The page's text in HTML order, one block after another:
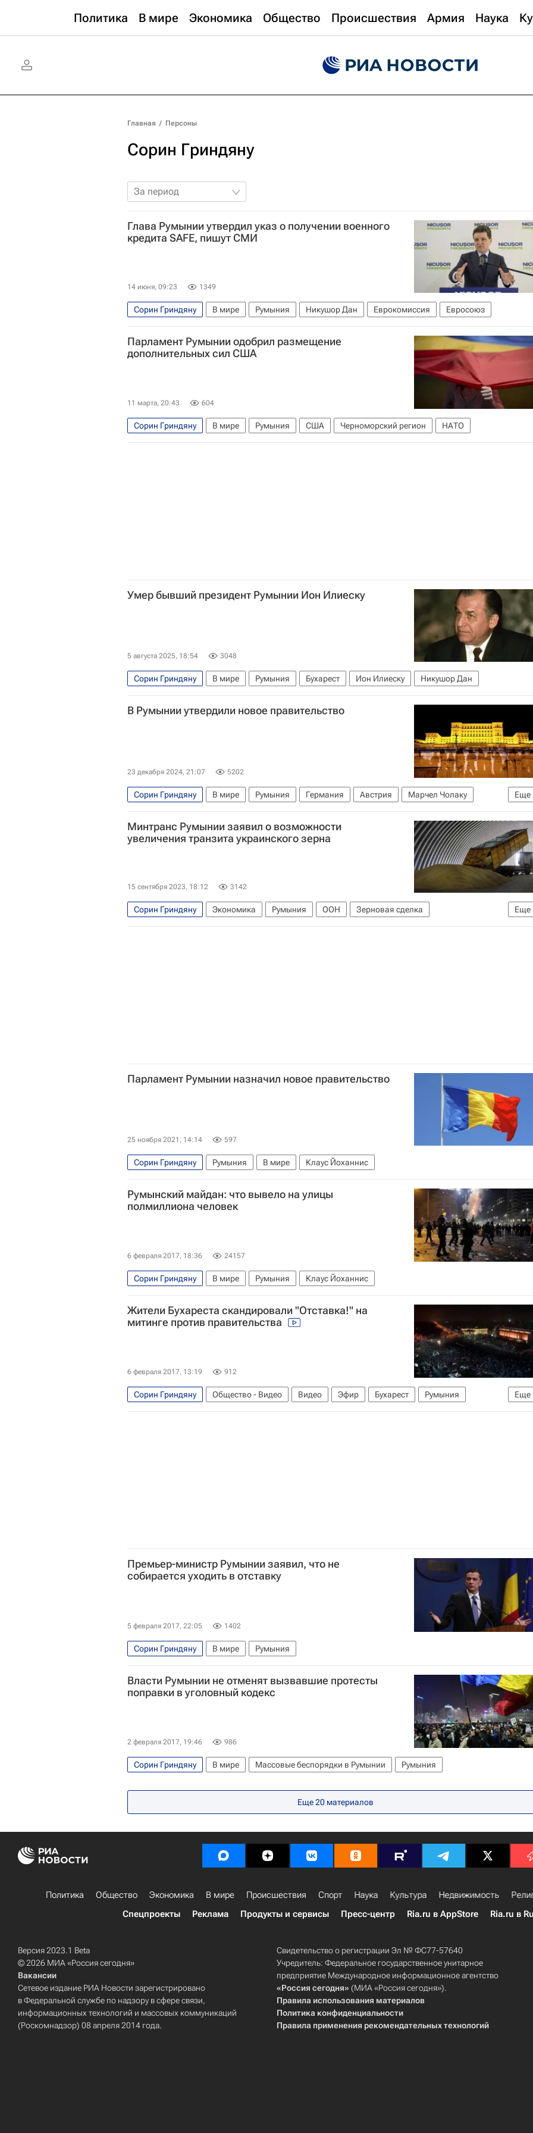
Политика В мире Экономика Общество Происшествия Армия Наука
Главная / Персоны
Сорин Гриндяну
За период
Глава Румынии утвердил указ о получении военного
кредита SAFE, пишут СМИ
14 июня, 09:23 1349
Сорин Гриндяну В мире Румыния Никушор Дан Еврокомиссия Евросоюз
Парламент Румынии одобрил размещение
дополнительных сил США
11 марта, 20:43 604
Сорин Гриндяну В мире Румыния США Черноморский регион НАТО
Умер бывший президент Румынии Ион Илиеску
5 августа 2025, 18:54 3048
Сорин Гриндяну В мире Румыния Бухарест Ион Илиеску Никушор Дан
В Румынии утвердили новое правительство
23 декабря 2024, 21:07 5202
Еще
Сорин Гриндяну В мире Румыния Германия Австрия
Марчел Чолаку
Клаус Йоханнис
Минтранс Румынии заявил о возможности
увеличения транзита украинского зерна
15 сентября 2023, 18:12 3142
Еще
Сорин Гриндяну Экономика Румыния ООН
Зерновая сделка
Владимир Путин
Евросоюз Украина Констанца Цены на нефть
Парламент Румынии назначил новое правительство
25 ноября 2021, 14:14 597
Сорин Гриндяну Румыния В мире Клаус Йоханнис
Румынский майдан: что вывело на улицы
полмиллиона человек
6 февраля 2017, 18:36 24157
Сорин Гриндяну В мире Румыния Клаус Йоханнис
Жители Бухареста скандировали "Отставка!" на
митинге против правительства
6 февраля 2017, 13:19 912
Еще
Сорин Гриндяну Общество - Видео Видео Эфир Бухарест
Румыния
Ливиу Драгнеа
Премьер-министр Румынии заявил, что не
собирается уходить в отставку
5 февраля 2017, 22:05 1402
Сорин Гриндяну В мире Румыния
Власти Румынии не отменят вызвавшие протесты
поправки в уголовный кодекс
2 февраля 2017, 19:46 986
Сорин Гриндяну В мире Массовые беспорядки в Румынии Румыния
Еще20 материалов
Политика Общество Экономика В мире Происшествия Спорт Наука Культура Недвижимость
Спецпроекты
Реклама Продукты и сервисы Пресс-центр Ria.ru в AppStore Ria.ru в
Версия 2023.1 Beta
© 2026 МИА «Россия сегодня»
Вакансии
Сетевое издание РИА Новости зарегистрировано
в Федеральной службе по надзору в сфере связи,
информационных технологий и массовых коммуникаций
(Роскомнадзор) 08 апреля 2014 года.
Свидетельство о регистрации Эл № ФС77-57640
Учредитель: Федеральное государственное унитарное
предприятие Международное информационное агентство
«Россия сегодня» (МИА «Россия сегодня»).
Правила использования материалов
Политика конфиденциальности
Правила применения рекомендательных технологий